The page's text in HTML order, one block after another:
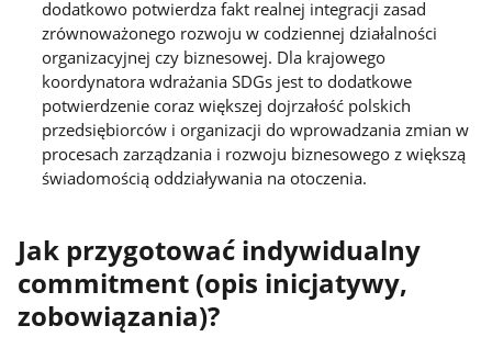
dodatkowo potwierdza fakt realnej integracji zasad
zrównoważonego rozwoju w codziennej działalności
organizacyjnej czy biznesowej. Dla krajowego
koordynatora wdrażania SDGs jest to dodatkowe
potwierdzenie coraz większej dojrzałość polskich
przedsiębiorców i organizacji do wprowadzania zmian w
procesach zarządzania i rozwoju biznesowego z większą
świadomością oddziaływania na otoczenia.
Jak przygotować indywidualny
commitment (opis inicjatywy,
zobowiązania)?